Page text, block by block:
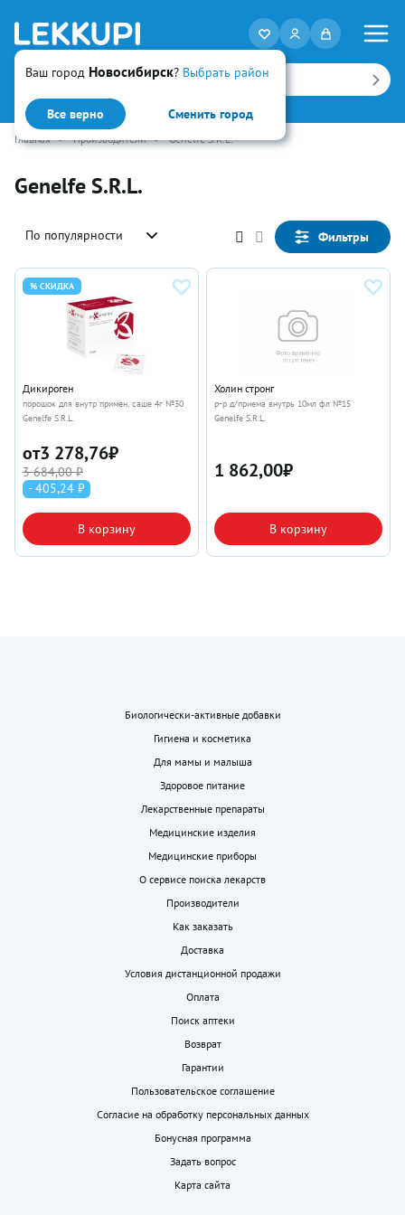
Ваш город Новосибирск? Выбрать район
Все верно Сменить город
Искать
Главная • Производители • Genelfe S.R.L.
Genelfe S.R.L.
По популярности Фильтры
% СКИДКА
Дикироген
порошок для внутр примен, саше 4г №30
Genelfe S.R.L.
от3 278,76₽
3 684,00 ₽
- 405,24 ₽
В корзину
Холин стронг
р-р д/приема внутрь 10мл фл №15
Genelfe S.R.L.
1 862,00₽
В корзину
Биологически-активные добавки
Гигиена и косметика
Для мамы и малыша
Здоровое питание
Лекарственные препараты
Медицинские изделия
Медицинские приборы
О сервисе поиска лекарств
Производители
Как заказать
Доставка
Условия дистанционной продажи
Оплата
Поиск аптеки
Возврат
Гарантии
Пользовательское соглашение
Согласие на обработку персональных данных
Бонусная программа
Задать вопрос
Карта сайта